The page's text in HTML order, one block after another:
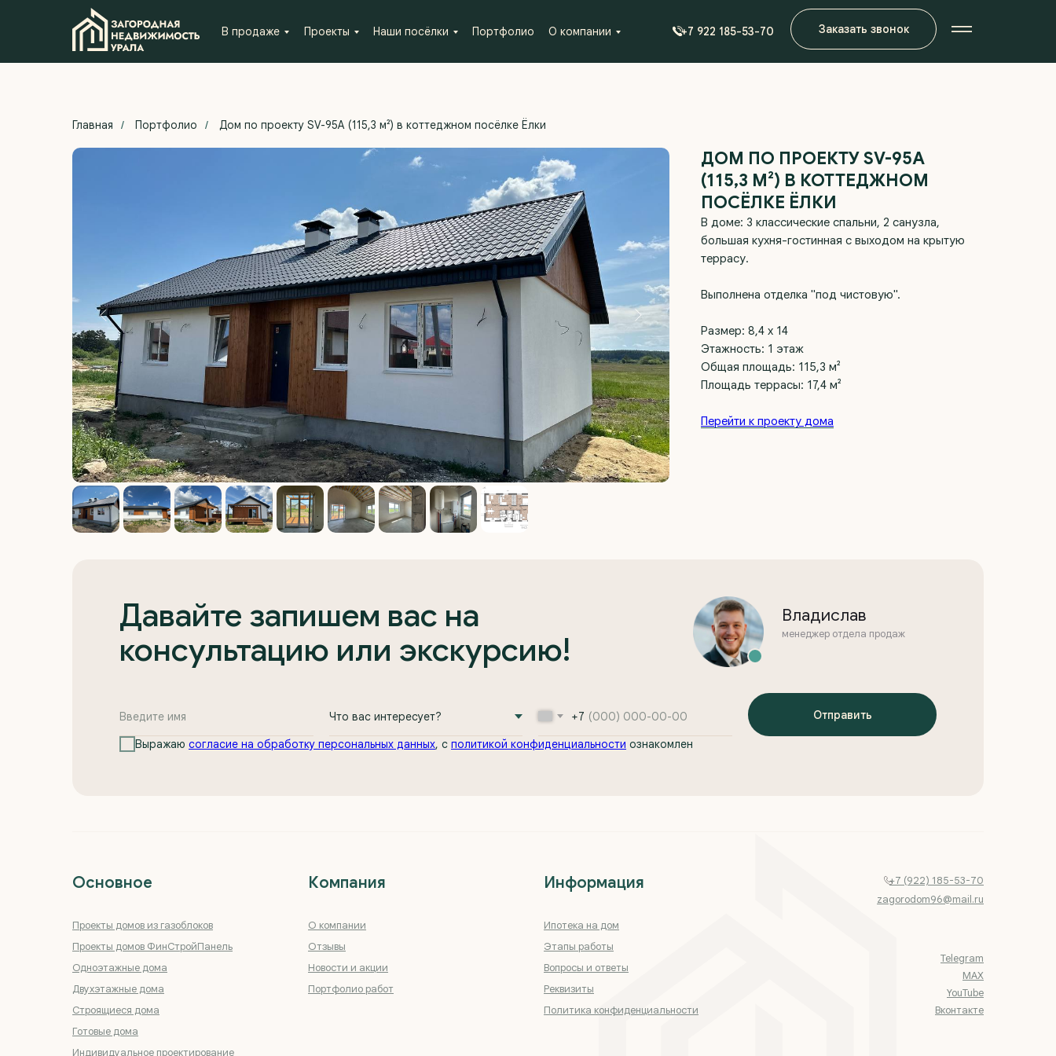
В продаже Проекты Наши посёлки Портфолио О компании +7 922 185-53-70 Заказать звонок
Главная / Портфолио / Дом по проекту SV-95А (115,3 м²) в коттеджном посёлке Ёлки
ДОМ ПО ПРОЕКТУ SV-95А
(115,3 М²) В КОТТЕДЖНОМ
ПОСЁЛКЕ ЁЛКИ
В доме: 3 классические спальни, 2 санузла,
большая кухня-гостинная с выходом на крытую
террасу.
Выполнена отделка "под чистовую".
Размер: 8,4 х 14
Этажность: 1 этаж
Общая площадь: 115,3 м²
Площадь террасы: 17,4 м²
Перейти к проекту дома
Давайте запишем вас на
консультацию или экскурсию!
+7
Выражаю согласие на обработку персональных данных, с политикой конфиденциальности ознакомлен
Отправить
Владислав
менеджер отдела продаж
Основное
Проекты домов из газоблоков
Проекты домов ФинСтройПанель
Одноэтажные дома
Компания
О компании
Отзывы
Новости и акции
Двухэтажные дома
Строящиеся дома
Готовые дома
Информация
Ипотека на дом
Этапы работы
Вопросы и ответы
Реквизиты
Политика конфиденциальности
+7 (922) 185-53-70
zagorodom96@mail.ru
Telegram
MAX
YouTube
Вконтакте
Индивидуальное проектирование
Портфолио работ